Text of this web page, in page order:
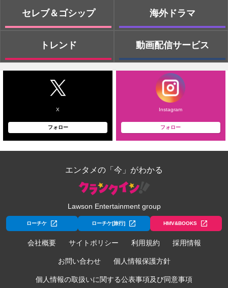
セレブ＆ゴシップ
トレンド
海外ドラマ
動画配信サービス
X
フォロー
Instagram
フォロー
エンタメの「今」がわかる
Lawson Entertainment group
ローチケ ローチケ[旅行] HMV&BOOKS
会社概要 サイトポリシー 利用規約 採用情報
お問い合わせ 個人情報保護方針
個人情報の取扱いに関する公表事項及び同意事項